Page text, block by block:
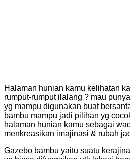
Halaman hunian kamu kelihatan
rumput-rumput ilalang ? mau
yg mampu digunakan buat
bambu mampu jadi pilihan yg
halaman hunian kamu sebagai
menkreasikan imajinasi & rubah
Gazebo bambu yaitu suatu